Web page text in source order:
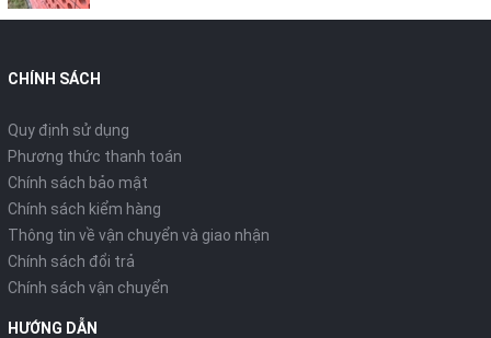
CHÍNH SÁCH
Quy định sử dụng
Phương thức thanh toán
Chính sách bảo mật
Chính sách kiểm hàng
Thông tin về vận chuyển và giao nhận
Chính sách đổi trả
Chính sách vận chuyển
HƯỚNG DẪN